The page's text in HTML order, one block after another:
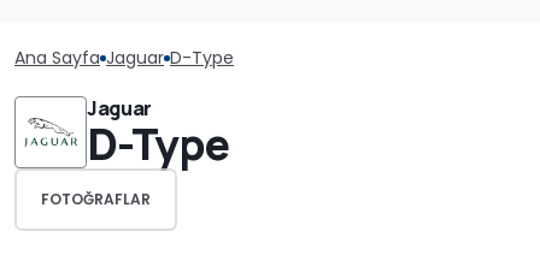
Ana Sayfa Jaguar D-Type
Jaguar
D-Type
FOTOĞRAFLAR